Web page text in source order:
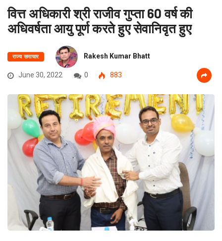
वित्त अधिकारी श्री राजीव गुप्ता 60 वर्ष की
अधिवर्षता आयु पूर्ण करते हुए सेवानिवृत हुए
राज्य समाचार Rakesh Kumar Bhatt
June 30, 2022 0 883